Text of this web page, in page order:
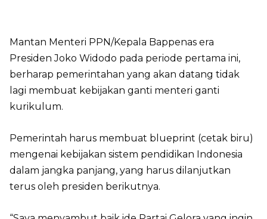
Mantan Menteri PPN/Kepala Bappenas era
Presiden Joko Widodo pada periode pertama ini,
berharap pemerintahan yang akan datang tidak
lagi membuat kebijakan ganti menteri ganti
kurikulum.
Pemerintah harus membuat blueprint (cetak biru)
mengenai kebijakan sistem pendidikan Indonesia
dalam jangka panjang, yang harus dilanjutkan
terus oleh presiden berikutnya.